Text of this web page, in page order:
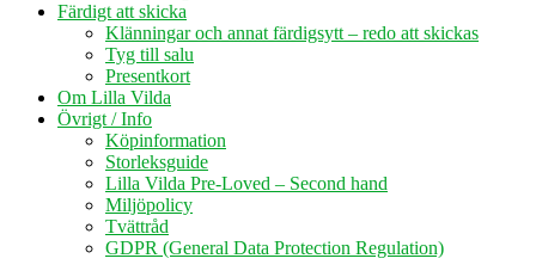
Färdigt att skicka
Klänningar och annat färdigsytt – redo att skickas
Tyg till salu
Presentkort
Om Lilla Vilda
Övrigt / Info
Köpinformation
Storleksguide
Lilla Vilda Pre-Loved – Second hand
Miljöpolicy
Tvättråd
GDPR (General Data Protection Regulation)